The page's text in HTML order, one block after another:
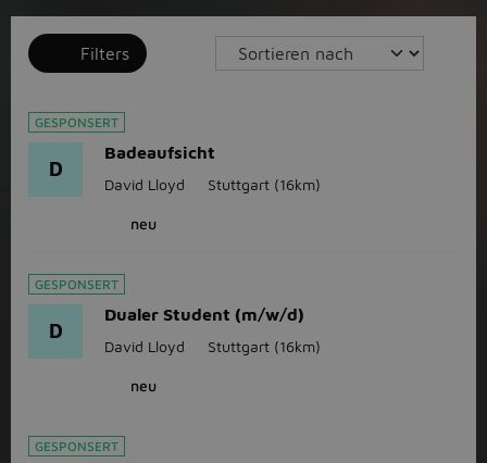
Filters
GESPONSERT
D
Badeaufsicht
David Lloyd Stuttgart (16km)
neu
GESPONSERT
D
Dualer Student (m/w/d)
David Lloyd Stuttgart (16km)
neu
GESPONSERT